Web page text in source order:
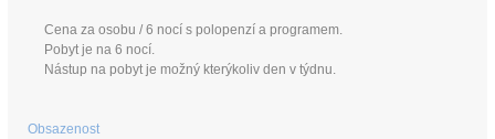
Cena za osobu / 6 nocí s polopenzí a programem.
Pobyt je na 6 nocí.
Nástup na pobyt je možný kterýkoliv den v týdnu.
Obsazenost